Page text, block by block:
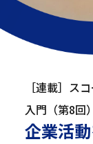
［連載］ス
入門（第8回）
企業活